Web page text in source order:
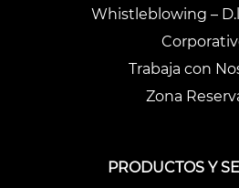
Whistleblowing –
Trabaja con
Zona
PRODUCTOS Y